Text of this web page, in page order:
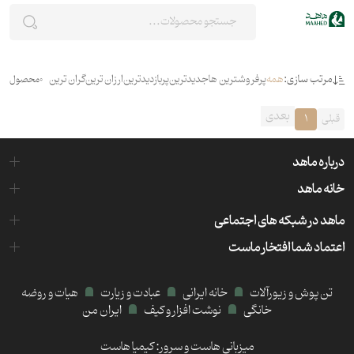
مرتب سازی:همهپرفروشترین هاجدیدترینپربازدیدترینارزان ترینگران ترین 0محصول
قبلی 1 بعدی
درباره ماهد
خانه ماهد
ماهد در شبکه های اجتماعی
اعتماد شما افتخار ماست
تن پوش و زیورآلات خانه ایرانی عبادت و زیارت
هیات و روضه
خانگی
نوشت افزار و کیف
ایران من
میزبانی هاست و سرور:کیمیا هاست